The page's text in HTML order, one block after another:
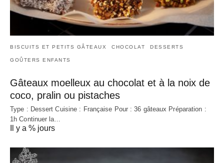
BISCUITS ET PETITS GÂTEAUX CHOCOLAT DESSERTS
GOÛTERS ENFANTS
Gâteaux moelleux au chocolat et à la noix de
coco, pralin ou pistaches
Type : Dessert Cuisine : Française Pour : 36 gâteaux Préparation :
1h Continuer la…
Il y a % jours